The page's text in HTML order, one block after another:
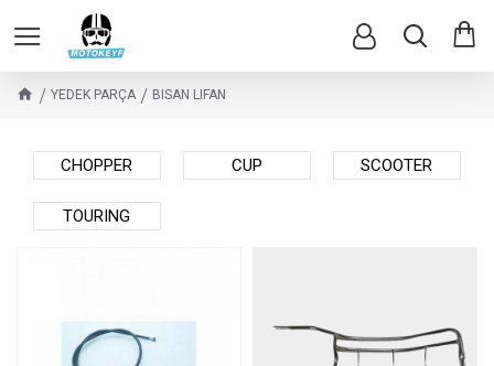
YEDEK PARÇA BISAN LIFAN
CHOPPER CUP SCOOTER
TOURING